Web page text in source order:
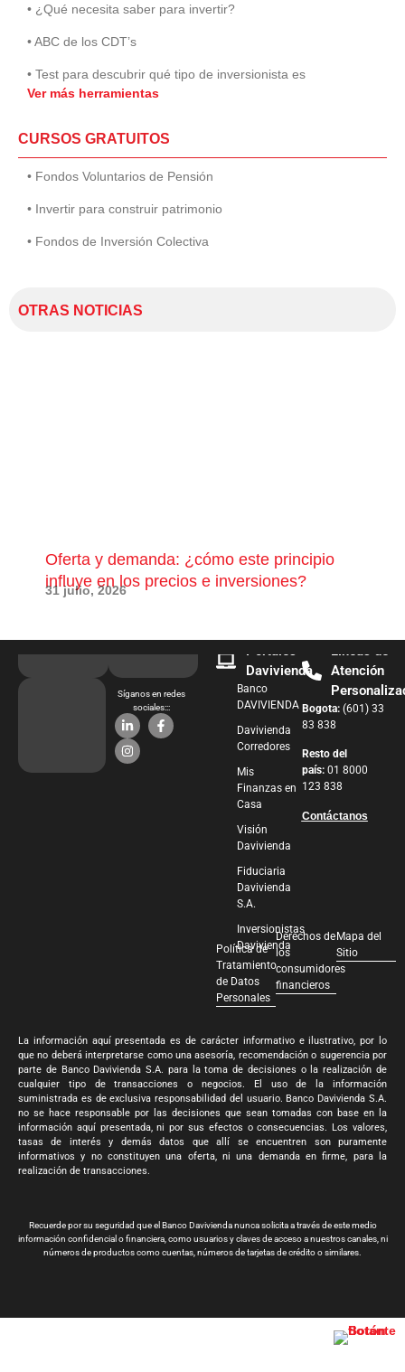
• ¿Qué necesita saber para invertir?
• ABC de los CDT’s
• Test para descubrir qué tipo de inversionista es
Ver más herramientas
CURSOS GRATUITOS
• Fondos Voluntarios de Pensión
• Invertir para construir patrimonio
• Fondos de Inversión Colectiva
OTRAS NOTICIAS
Oferta y demanda: ¿cómo este principio
influye en los precios e inversiones?
31 julio, 2026
Síganos en redes
sociales:::
Portales
Davivienda
Banco
DAVIVIENDA
Davivienda
Corredores
Mis
Finanzas en
Casa
Visión
Davivienda
Fiduciaria
Davivienda
S.A.
Inversionistas
Davivienda
Líneas de
Atención
Bogota: (601) 33
83 838
Resto del
país: 01 8000
123 838
Contáctanos
Política de
Tratamiento
de Datos
Personales
Derechos de
los
consumidores
financieros
Mapa del
Sitio
La información aquí presentada es de carácter informativo e ilustrativo, por lo
que no deberá interpretarse como una asesoría, recomendación o sugerencia por
parte de Banco Davivienda S.A. para la toma de decisiones o la realización de
cualquier tipo de transacciones o negocios. El uso de la información
suministrada es de exclusiva responsabilidad del usuario. Banco Davivienda S.A.
no se hace responsable por las decisiones que sean tomadas con base en la
información aquí presentada, ni por sus efectos o consecuencias. Los valores,
tasas de interés y demás datos que allí se encuentren son puramente
informativos y no constituyen una oferta, ni una demanda en firme, para la
realización de transacciones.
Recuerde por su seguridad que el Banco Davivienda nunca solicita a través de este medio
información confidencial o financiera, como usuarios y claves de acceso a nuestros canales, ni
números de productos como cuentas, números de tarjetas de crédito o similares.